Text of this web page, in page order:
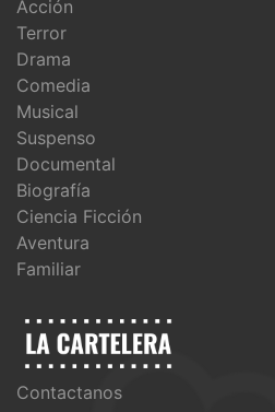
Acción
Terror
Drama
Comedia
Musical
Suspenso
Documental
Biografía
Ciencia Ficción
Aventura
Familiar
Contactanos